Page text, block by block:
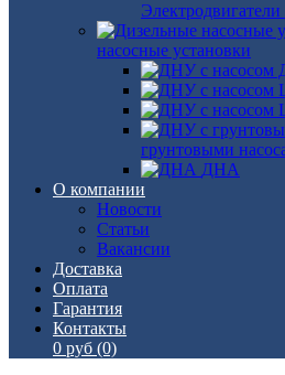
насосные установки
грунтовыми
ДНА
О компании
Новости
Статьи
Вакансии
Доставка
Оплата
Гарантия
Контакты
0 руб (0)